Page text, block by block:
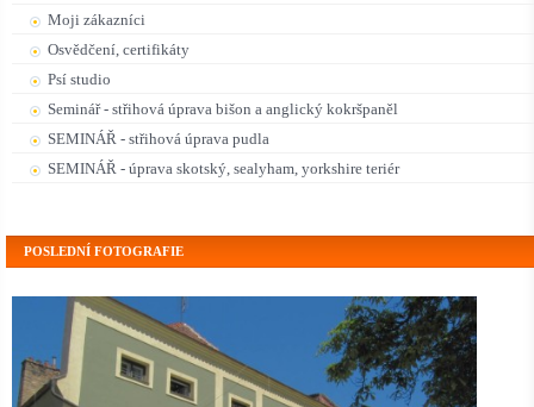
Moji zákazníci
Osvědčení, certifikáty
Psí studio
Seminář - střihová úprava bišon a anglický kokršpaněl
SEMINÁŘ - střihová úprava pudla
SEMINÁŘ - úprava skotský, sealyham, yorkshire teriér
POSLEDNÍ FOTOGRAFIE